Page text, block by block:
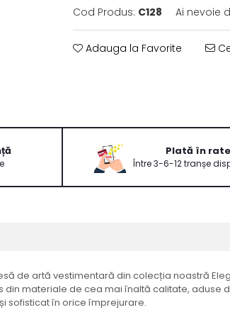
Cod Produs: C128 Ai nevoie
Adauga la Favorite
Plată în rate
Între 3-6-12 tranșe
de artă vestimentară din colecția noastră
materiale de cea mai înaltă calitate, aduse
sofisticat în orice împrejurare.